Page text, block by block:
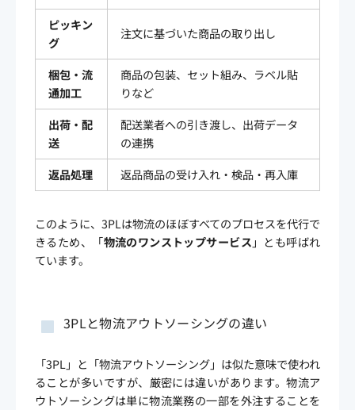
ピッキン
グ
注文に基づいた商品の取り出し
梱包・流
通加工
商品の包装、セット組み、ラベル貼
りなど
出荷・配
送
配送業者への引き渡し、出荷データ
の連携
返品処理
返品商品の受け入れ・検品・再入庫
このように、3PLは物流のほぼすべてのプロセスを代行で
きるため、「物流のワンストップサービス 」とも呼ばれ
ています。
3PLと物流アウトソーシングの違い
「3PL」と「物流アウトソーシング」は似た意味で使われ
ることが多いですが、厳密には違いがあります。物流ア
ウトソーシングは単に物流業務の一部を外注することを